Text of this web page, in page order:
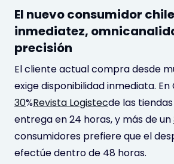
El nuevo consumidor
inmediatez,
precisión
El cliente actual compra desde
exige disponibilidad inmediata. En
30%Revista Logistecde las
entrega en 24 horas, y más de un
consumidores prefiere que el
efectúe dentro de 48 horas.